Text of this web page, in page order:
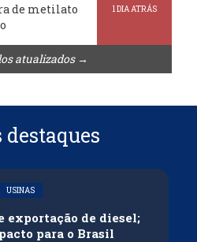
de metilato
1 DIA ATRÁS
atualizados →
destaques
USINAS
exportação de diesel;
para o Brasil